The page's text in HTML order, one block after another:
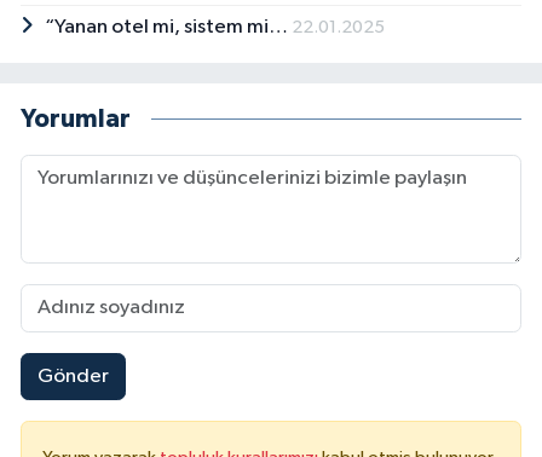
“Yanan otel mi, sistem mi… 22.01.2025
Yorumlar
Gönder